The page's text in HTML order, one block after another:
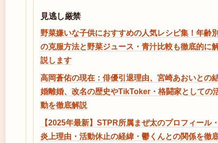
見逃し厳禁
野菜嫌いな子供におすすめの人気レシピ集！年齢
の克服方法と野菜ジュース・青汁比較も徹底的に
説します
高岡蒼佑の現在：俳優引退理由、宮崎あおいとの
婚離婚、改名の歴史やTikToker・格闘家としての
動を徹底解説
【2025年最新】STPR所属まぜ太のプロフィール
炎上理由・活動休止の経緯・鬱くんとの関係を徹